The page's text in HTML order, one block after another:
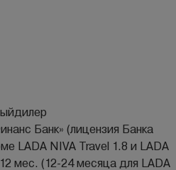
Банк» (лицензия Банка
LADA NIVA Travel 1.8 и LADA
мес. (12-24 месяца для LADA